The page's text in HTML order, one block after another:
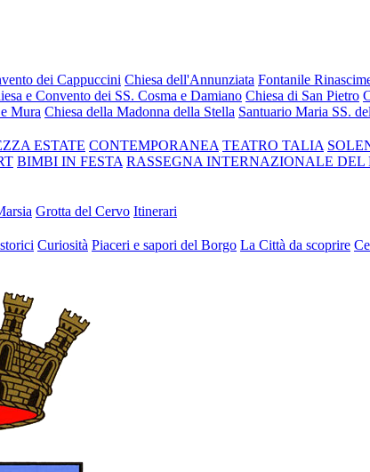
dei Cappuccini Chiesa dell'Annunziata Fontanile
e Convento dei SS. Cosma e Damiano Chiesa di San Pietro
Mura Chiesa della Madonna della Stella Santuario Maria SS.
ESTATE CONTEMPORANEA TEATRO TALIA
BIMBI IN FESTA RASSEGNA INTERNAZIONALE DEL
Grotta del Cervo Itinerari
Curiosità Piaceri e sapori del Borgo La Città da scoprire